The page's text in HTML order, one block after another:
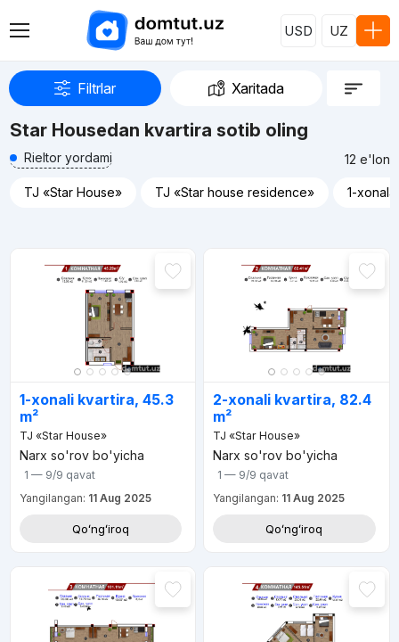
USD UZ
Filtrlar Xaritada
Star Housedan kvartira sotib oling
12 e'lon
Rieltor yordami
TJ «Star House» TJ «Star house residence» 1-
1-xonali kvartira, 45.3
m²
TJ «Star House»
Narx so'rov bo'yicha
1 — 9/9 qavat
Yangilangan: 11 Aug 2025
Qoʻngʻiroq
2-xonali kvartira, 82.4
m²
TJ «Star House»
Narx so'rov bo'yicha
1 — 9/9 qavat
Yangilangan: 11 Aug 2025
Qoʻngʻiroq